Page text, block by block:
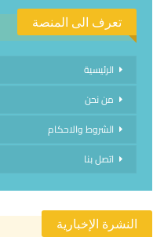
تعرف الى المنصة
الرئيسية
من نحن
الشروط والاحكام
اتصل بنا
النشرة الإخبارية